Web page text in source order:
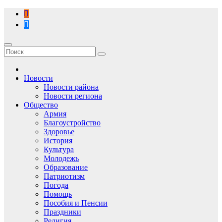
Перейти
содержимому
Новости
Новости района
Новости региона
Общество
Армия
Благоустройство
Здоровье
История
Культура
Молодежь
Образование
Патриотизм
Погода
Помощь
Пособия и Пенсии
Праздники